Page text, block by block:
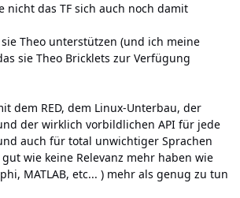
nicht das TF sich auch noch damit
Theo unterstützen (und ich meine
sie Theo Bricklets zur Verfügung
dem RED, dem Linux-Unterbau, der
der wirklich vorbildlichen API für jede
auch für total unwichtiger Sprachen
wie keine Relevanz mehr haben wie
MATLAB, etc... ) mehr als genug zu tun